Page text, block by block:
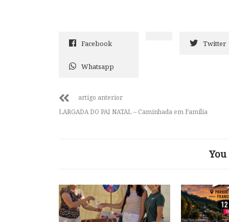
Facebook Twitter
Whatsapp
artigo anterior
LARGADA DO PAI NATAL – Caminhada em Família